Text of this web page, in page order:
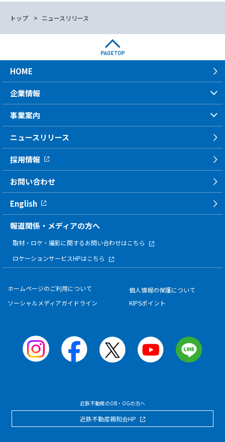
トップ ニュースリリース
HOME
企業情報
事業案内
ニュースリリース
採用情報
お問い合わせ
English
報道関係・メディアの方へ
取材・ロケ・撮影に関するお問い合わせはこちら
ロケーションサービスHPはこちら
ホームページのご利用について
個人情報の保護について
ソーシャルメディアガイドライン
KIPSポイント
近鉄不動産のOB・OGの方へ
近鉄不動産親和会HP